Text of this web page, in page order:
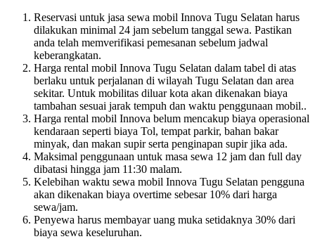
Reservasi untuk jasa sewa mobil Innova Tugu Selatan harus
dilakukan minimal 24 jam sebelum tanggal sewa. Pastikan
anda telah memverifikasi pemesanan sebelum jadwal
keberangkatan.
Harga rental mobil Innova Tugu Selatan dalam tabel di atas
berlaku untuk perjalanan di wilayah Tugu Selatan dan area
sekitar. Untuk mobilitas diluar kota akan dikenakan biaya
tambahan sesuai jarak tempuh dan waktu penggunaan mobil..
Harga rental mobil Innova belum mencakup biaya operasional
kendaraan seperti biaya Tol, tempat parkir, bahan bakar
minyak, dan makan supir serta penginapan supir jika ada.
Maksimal penggunaan untuk masa sewa 12 jam dan full day
dibatasi hingga jam 11:30 malam.
Kelebihan waktu sewa mobil Innova Tugu Selatan pengguna
akan dikenakan biaya overtime sebesar 10% dari harga
sewa/jam.
Penyewa harus membayar uang muka setidaknya 30% dari
biaya sewa keseluruhan.